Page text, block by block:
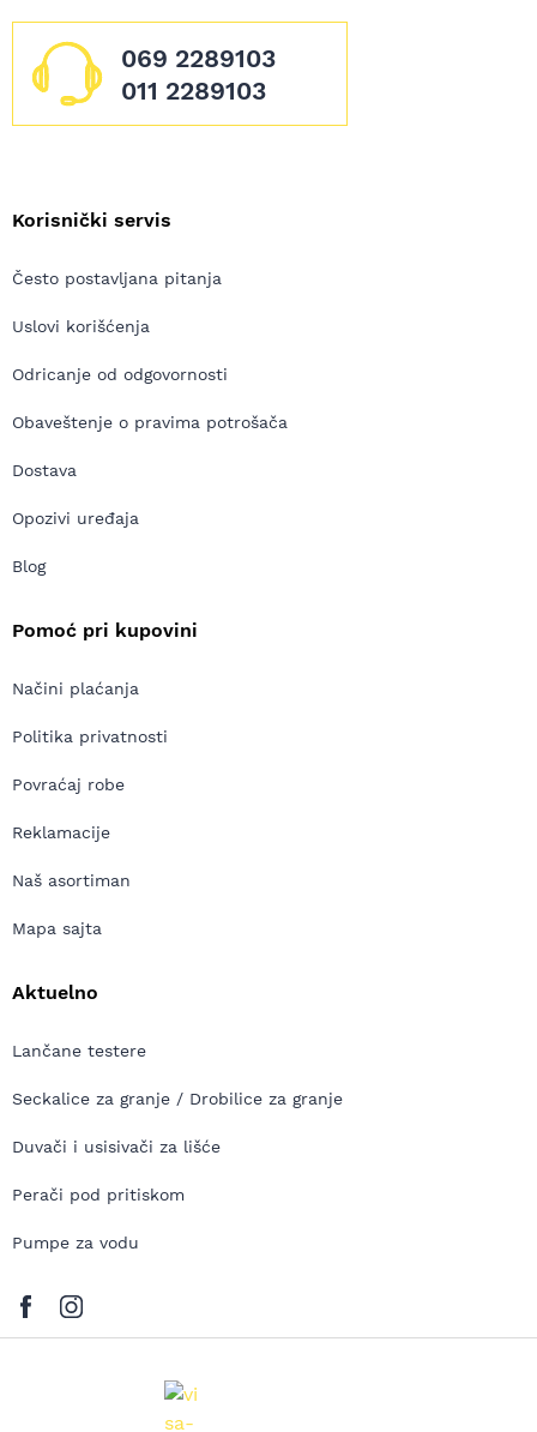
069 2289103
011 2289103
Korisnički servis
Često postavljana pitanja
Uslovi korišćenja
Odricanje od odgovornosti
Obaveštenje o pravima potrošača
Dostava
Opozivi uređaja
Blog
Pomoć pri kupovini
Načini plaćanja
Politika privatnosti
Povraćaj robe
Reklamacije
Naš asortiman
Mapa sajta
Aktuelno
Lančane testere
Seckalice za granje / Drobilice za granje
Duvači i usisivači za lišće
Perači pod pritiskom
Pumpe za vodu